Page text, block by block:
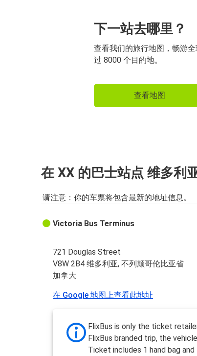
下一站去哪里？
查看我们的旅行地图，畅游全
过 8000 个目的地。
查看地图
在 XX 的巴士站点 维多利
请注意：你的车票将包含最新的地址信息。
Victoria Bus Terminus
721 Douglas Street
V8W 2B4 维多利亚, 不列颠哥伦比亚省
加拿大
在 Google 地图上查看此地址
FlixBus is only the ticket
FlixBus branded trip, the
Ticket includes 1 hand bag and